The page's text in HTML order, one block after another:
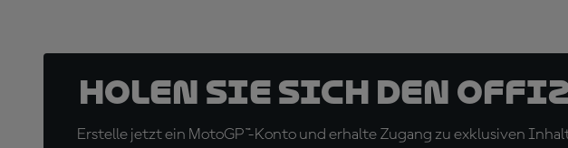
Holen Sie sich den
Erstelle jetzt ein MotoGP™-Konto und erhalte Zugang zu exklusiven